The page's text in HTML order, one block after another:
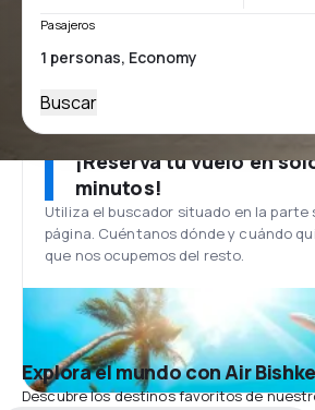
Pasajeros
Buscar
¡Reserva tu vuelo en
minutos!
Utiliza el buscador situado en la parte
página. Cuéntanos dónde y cuándo
que nos ocupemos del resto.
Explora el mundo con Air
Descubre los destinos favoritos de